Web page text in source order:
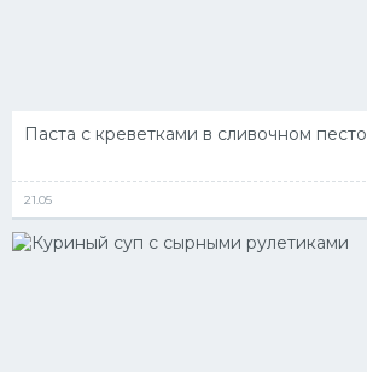
Паста с креветками в сливочном песто
21.05